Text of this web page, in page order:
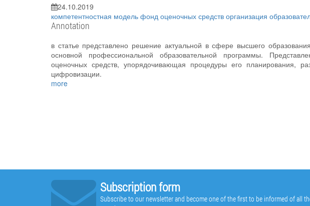
24.10.2019
компетентностная модель фонд оценочных средств организация
Annotation
в статье представлено решение актуальной в сфере высшего
основной профессиональной образовательной программы.
оценочных средств, упорядочивающая процедуры его планирования,
цифровизации.
more
Subscription form
Subscribe to our newsletter and become one of the first to be informed of all